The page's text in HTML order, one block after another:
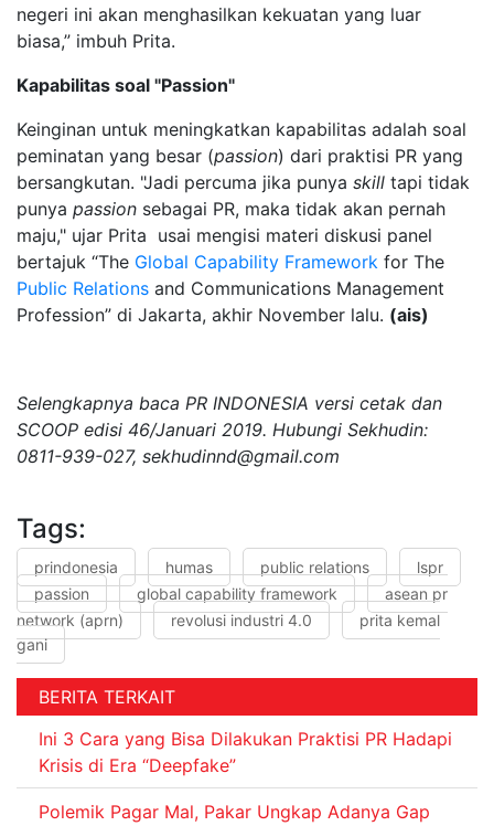
negeri ini akan menghasilkan kekuatan yang luar
biasa,” imbuh Prita.
Kapabilitas soal "Passion"
Keinginan untuk meningkatkan kapabilitas adalah soal
peminatan yang besar (passion) dari praktisi PR yang
bersangkutan. "Jadi percuma jika punya skill tapi tidak
punya passion sebagai PR, maka tidak akan pernah
maju," ujar Prita usai mengisi materi diskusi panel
bertajuk “The Global Capability Framework for The
Public Relations and Communications Management
Profession” di Jakarta, akhir November lalu. (ais)
Selengkapnya baca PR INDONESIA versi cetak dan
SCOOP edisi 46/Januari 2019. Hubungi Sekhudin:
0811-939-027, sekhudinnd@gmail.com
Tags:
prindonesia humas public relations
lspr
passion
global capability framework
asean pr
network (aprn)
revolusi industri 4.0
prita kemal
gani
BERITA TERKAIT
Ini 3 Cara yang Bisa Dilakukan Praktisi PR Hadapi
Krisis di Era “Deepfake”
Polemik Pagar Mal, Pakar Ungkap Adanya Gap